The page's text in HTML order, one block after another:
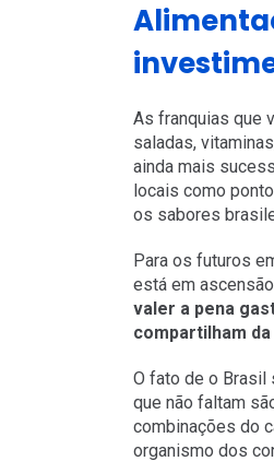
As franquias que
saladas,
ainda mais
locais como
os sabores
Para os futuros
está em
valer a pena
compartilham
O fato de o Brasil
que não faltam
combinações do
organismo dos